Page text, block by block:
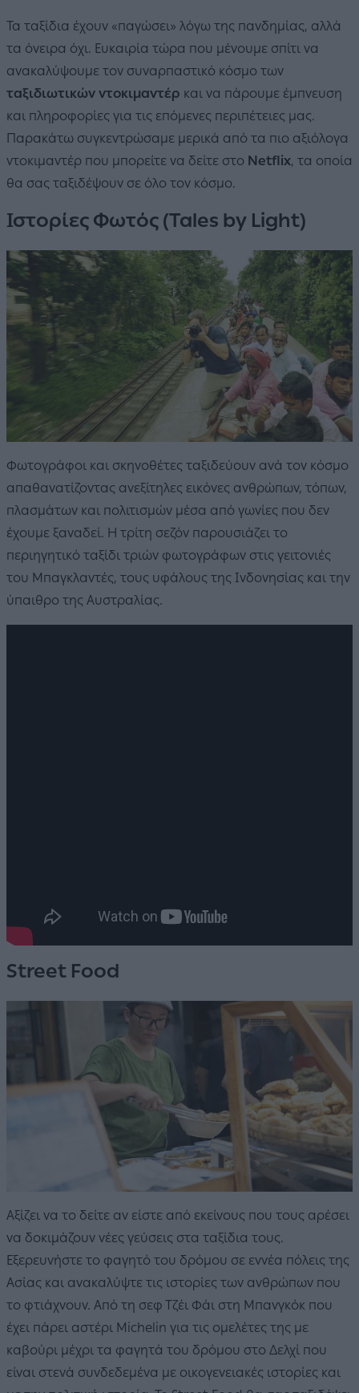
Τα ταξίδια έχουν «παγώσει» λόγω της πανδημίας, αλλά
τα όνειρα όχι. Ευκαιρία τώρα που μένουμε σπίτι να
ανακαλύψουμε τον συναρπαστικό κόσμο των
ταξιδιωτικών ντοκιμαντέρ και να πάρουμε έμπνευση
και πληροφορίες για τις επόμενες περιπέτειες μας.
Παρακάτω συγκεντρώσαμε μερικά από τα πιο αξιόλογα
ντοκιμαντέρ που μπορείτε να δείτε στο Netflix, τα οποία
θα σας ταξιδέψουν σε όλο τον κόσμο.
Ιστορίες Φωτός (Tales by Light)
Φωτογράφοι και σκηνοθέτες ταξιδεύουν ανά τον κόσμο
απαθανατίζοντας ανεξίτηλες εικόνες ανθρώπων, τόπων,
πλασμάτων και πολιτισμών μέσα από γωνίες που δεν
έχουμε ξαναδεί. Η τρίτη σεζόν παρουσιάζει το
περιηγητικό ταξίδι τριών φωτογράφων στις γειτονιές
του Μπαγκλαντές, τους υφάλους της Ινδονησίας και την
ύπαιθρο της Αυστραλίας.
Street Food
Αξίζει να το δείτε αν είστε από εκείνους που τους αρέσει
να δοκιμάζουν νέες γεύσεις στα ταξίδια τους.
Εξερευνήστε το φαγητό του δρόμου σε εννέα πόλεις της
Ασίας και ανακαλύψτε τις ιστορίες των ανθρώπων που
το φτιάχνουν. Από τη σεφ Τζέι Φάι στη Μπανγκόκ που
έχει πάρει αστέρι Michelin για τις ομελέτες της με
καβούρι μέχρι τα φαγητά του δρόμου στο Δελχί που
είναι στενά συνδεδεμένα με οικογενειακές ιστορίες και